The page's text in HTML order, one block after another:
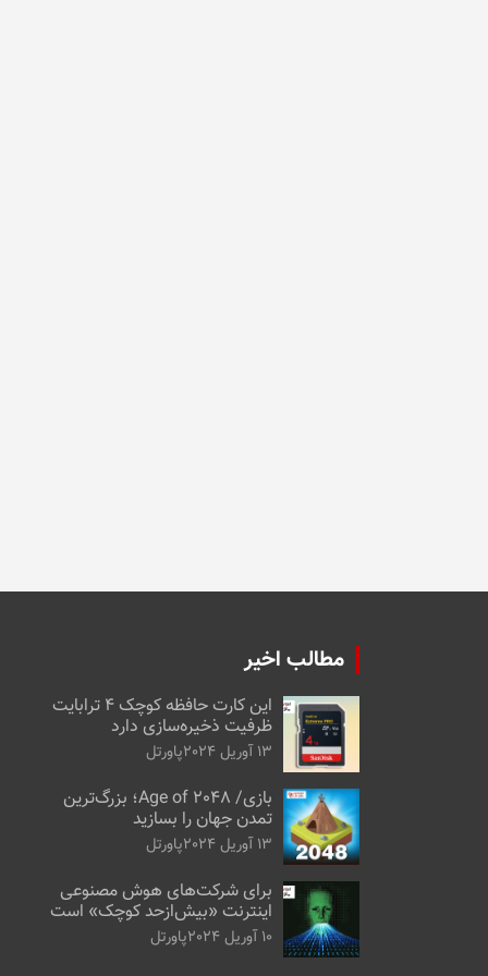
مطالب اخیر
این کارت حافظه کوچک ۴ ترابایت
ظرفیت ذخیره‌سازی دارد
13 آوریل 2024 پاورتل
بازی/ Age of 2048؛ بزرگ‌ترین
تمدن جهان را بسازید
13 آوریل 2024 پاورتل
برای شرکت‌های هوش مصنوعی
اینترنت «بیش‌از‌حد کوچک» است
10 آوریل 2024 پاورتل